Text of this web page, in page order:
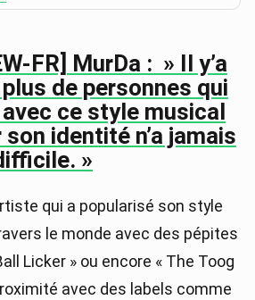
FR] MurDa : » Il y’a
de personnes qui
ce style musical
identité n’a jamais
»
qui a popularisé son style
le monde avec des pépites
Licker » ou encore « The Toog
avec des labels comme